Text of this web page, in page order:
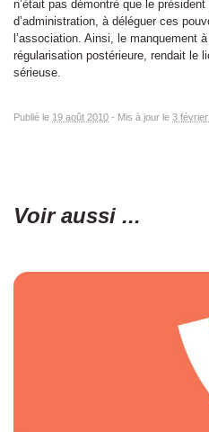
n’était pas démontré que le
d’administration, à déléguer ces
l’association. Ainsi, le manquement
régularisation postérieure, rendait le
sérieuse.
Publié le 19 août 2010 - Mis à jour le 3
Voir aussi ...